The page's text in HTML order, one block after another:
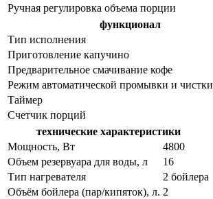
Ручная регулировка объема порции
функционал
Тип исполнения
Приготовление капучино
Предварительное смачивание кофе
Режим автоматической промывки и чистки
Таймер
Счетчик порций
технические характеристики
Мощность, Вт
4800
Объем резервуара для воды, л
16
Тип нагревателя
2 бойлера
Объём бойлера (пар/кипяток), л. 2